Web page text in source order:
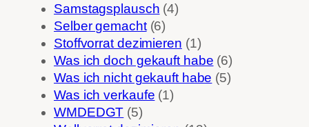
Samstagsplausch (4)
Selber gemacht(6)
Stoffvorrat dezimieren (1)
Was ich doch gekauft habe (6)
Was ich nicht gekauft habe (5)
Was ich verkaufe (1)
WMDEDGT (5)